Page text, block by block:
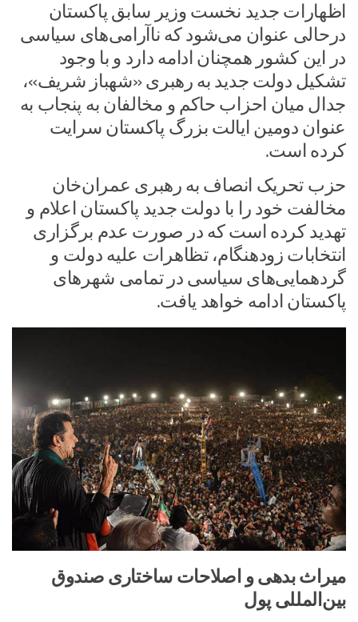
اظهارات جدید نخست وزیر سابق پاکستان
درحالی عنوان می‌شود که ناآرامی‌های سیاسی
در این کشور همچنان ادامه دارد و با وجود
تشکیل دولت جدید به رهبری «شهباز شریف»،
جدال میان احزاب حاکم و مخالفان به پنجاب به
عنوان دومین ایالت بزرگ پاکستان سرایت
کرده است.
حزب تحریک انصاف به رهبری عمران‌خان
مخالفت خود را با دولت جدید پاکستان اعلام و
تهدید کرده است که در صورت عدم برگزاری
انتخابات زودهنگام، تظاهرات علیه دولت و
گردهمایی‌های سیاسی در تمامی شهرهای
پاکستان ادامه خواهد یافت.
میراث بدهی و اصلاحات ساختاری صندوق
بین‌المللی پول